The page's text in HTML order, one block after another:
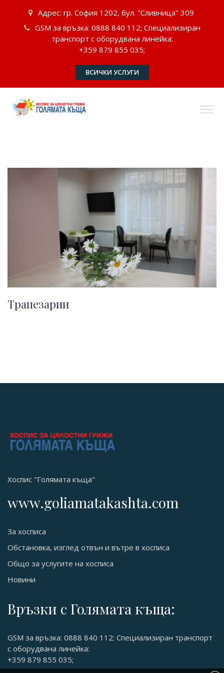
Адрес: гр. София 1202, бул. "Сливница" 309
GSM за връзка: 0888 840 112; Специализиран
транспорт с оборудвана линейка:
+359 879 855 035;
ВСИЧКИ УСЛУГИ
Трапезарии
Хоспис "Голямата къща"
www.goliamatakashta.com
За хосписа
Обстановка, изглед отвън и вътре в хосписа
Общо за услугите на хосписа
Новини
Връзки с Голямата къща:
GSM за връзка: 0888 840 112; Специализиран транспорт
с оборудвана линейка:
+359 879 855 035;